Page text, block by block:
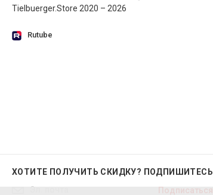
Tielbuerger.Store 2020 – 2026
Rutube
ХОТИТЕ ПОЛУЧИТЬ СКИДКУ? ПОДПИШИТЕСЬ